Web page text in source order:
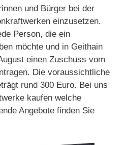
und Bürger bei der
einzusetzen.
Person, die ein
möchte und in Geithain
einen Zuschuss vom
Die voraussichtliche
rund 300 Euro. Bei uns
kaufen welche
Angebote finden Sie